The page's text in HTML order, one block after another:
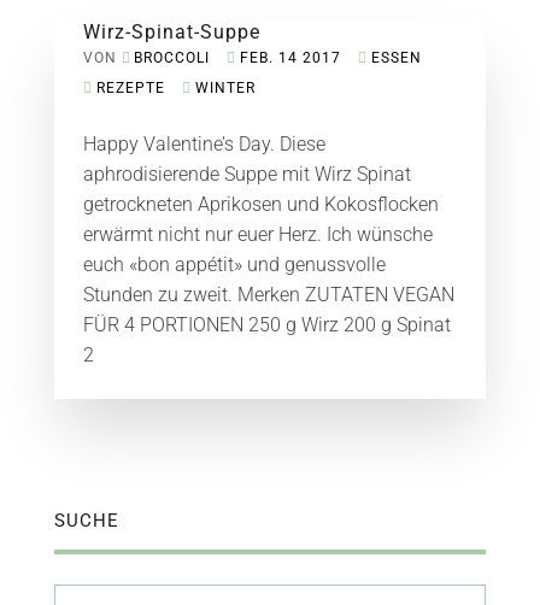
Wirz-Spinat-Suppe
VON BROCCOLI FEB. 14 2017
ESSEN
REZEPTE
WINTER
Happy Valentine’s Day. Diese
aphrodisierende Suppe mit Wirz Spinat
getrockneten Aprikosen und Kokosflocken
erwärmt nicht nur euer Herz. Ich wünsche
euch «bon appétit» und genussvolle
Stunden zu zweit. Merken ZUTATEN VEGAN
FÜR 4 PORTIONEN 250 g Wirz 200 g Spinat
2
SUCHE